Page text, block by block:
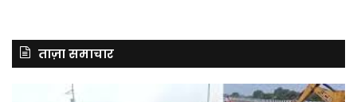
ताज़ा समाचार